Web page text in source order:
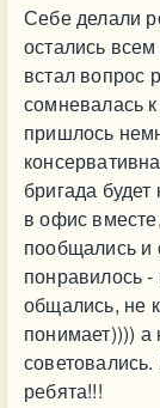
Себе делали
остались
встал вопрос
сомневалась
пришлось
бригада
в офис
пообщались и
понравилось -
общались, не
понимает))))
ребята!!!